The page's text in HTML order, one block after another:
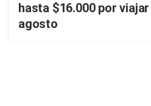
hasta $16.000 por
agosto